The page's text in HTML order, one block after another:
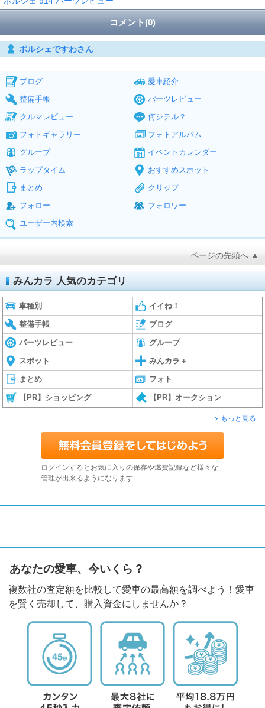
コメント(0)
ポルシェですわさん
ブログ
愛車紹介
整備手帳
パーツレビュー
クルマレビュー
何シテル？
フォトギャラリー
フォトアルバム
グループ
イベントカレンダー
ラップタイム
おすすめスポット
まとめ
クリップ
フォロー
フォロワー
ユーザー内検索
ページの先頭へ ▲
みんカラ 人気のカテゴリ
車種別 イイね！
整備手帳 ブログ
パーツレビュー グループ
スポット みんカラ＋
まとめ フォト
【PR】ショッピング 【PR】オークション
もっと見る
ログインするとお気に入りの保存や燃費記録など様々な
管理が出来るようになります
あなたの愛車、今いくら？
複数社の査定額を比較して愛車の最高額を調べよう！愛車
を賢く売却して、購入資金にしませんか？